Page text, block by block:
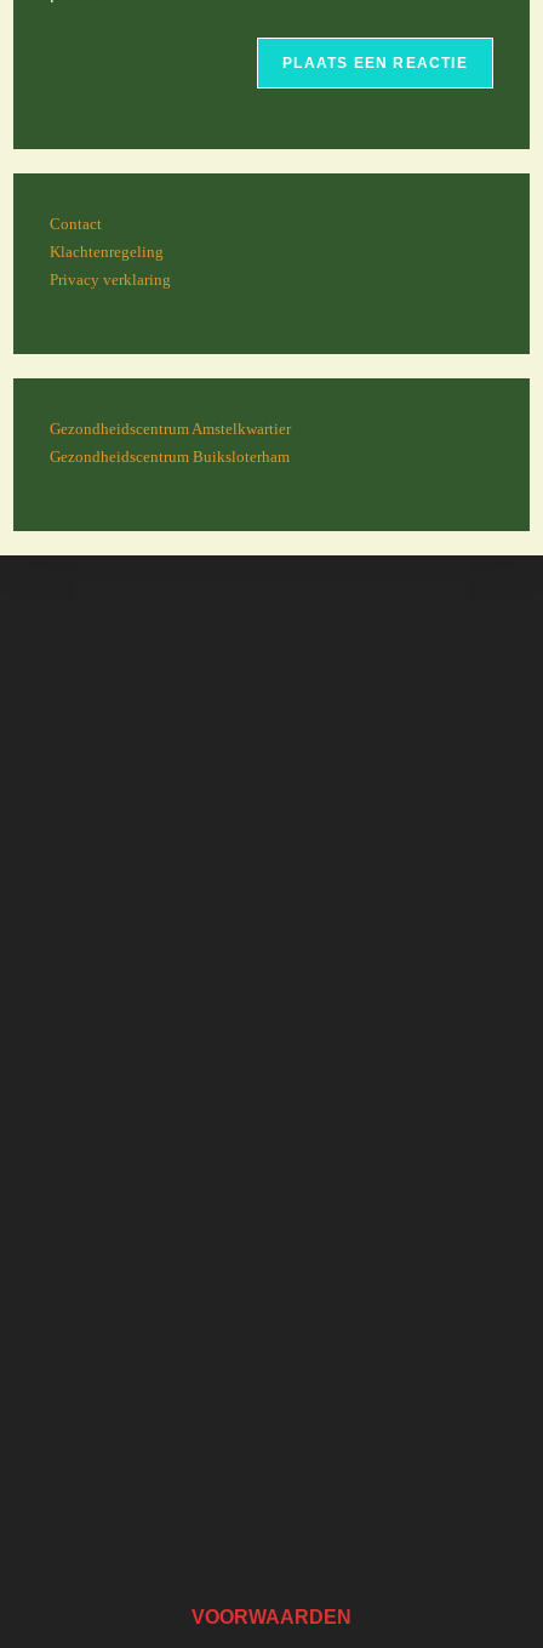
Contact
Klachtenregeling
Privacy verklaring
Gezondheidscentrum Amstelkwartier
Gezondheidscentrum Buiksloterham
VOORWAARDEN